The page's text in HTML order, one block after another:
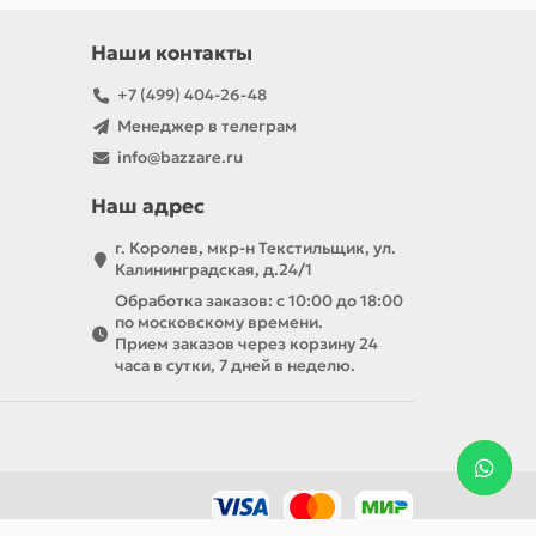
Наши контакты
+7 (499) 404-26-48
Менеджер в телеграм
info@bazzare.ru
Наш адрес
г. Королев, мкр-н Текстильщик, ул.
Калининградская, д.24/1
Обработка заказов: с 10:00 до 18:00
по московскому времени.
Прием заказов через корзину 24
часа в сутки, 7 дней в неделю.